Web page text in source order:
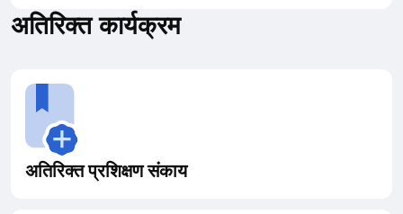
अतिरिक्त कार्यक्रम
अतिरिक्त प्रशिक्षण संकाय